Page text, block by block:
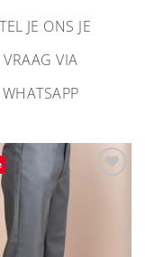
JE ONS JE
VRAAG VIA
WHATSAPP